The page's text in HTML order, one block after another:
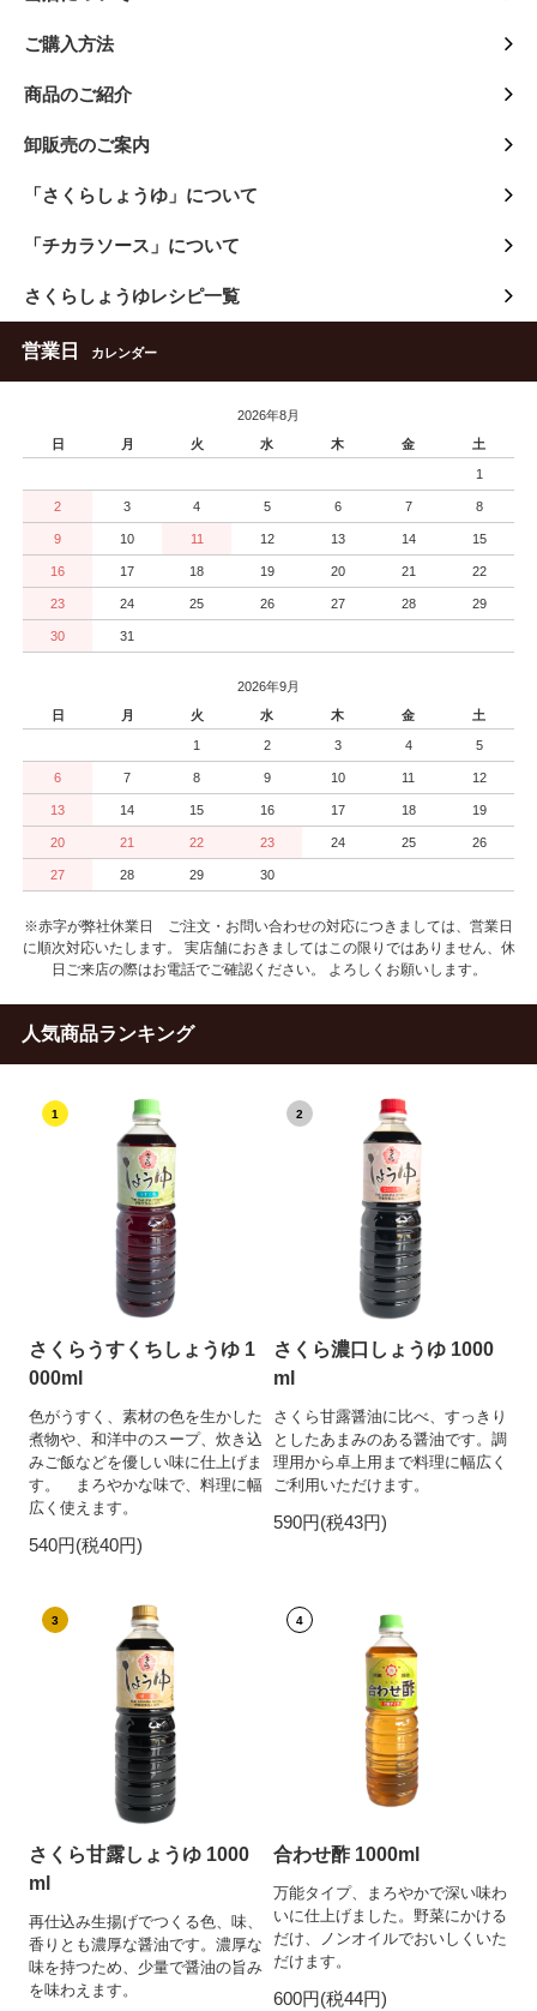
ご購入方法
商品のご紹介
卸販売のご案内
「さくらしょうゆ」について
「チカラソース」について
さくらしょうゆレシピ一覧
営業日 カレンダー
2026年8月
日
月 火 水 木 金 土
1
2 3 4 5 6 7 8
9 10 11 12 13 14 15
16 17 18 19 20 21 22
23 24 25 26 27 28 29
30 31
2026年9月
日
月 火 水 木 金 土
1 2 3 4 5
6 7 8 9 10 11 12
13 14 15 16 17 18 19
20 21 22 23 24 25 26
27 28 29 30
※赤字が弊社休業日 ご注文・お問い合わせの対応につきましては、営業日
に順次対応いたします。 実店舗におきましてはこの限りではありません、休
日ご来店の際はお電話でご確認ください。 よろしくお願いします。
人気商品ランキング
1
さくらうすくちしょうゆ 1
000ml
色がうすく、素材の色を生かした
煮物や、和洋中のスープ、炊き込
みご飯などを優しい味に仕上げま
す。 まろやかな味で、料理に幅
広く使えます。
540円(税40円)
2
さくら濃口しょうゆ 1000
ml
さくら甘露醤油に比べ、すっきり
としたあまみのある醤油です。調
理用から卓上用まで料理に幅広く
ご利用いただけます。
590円(税43円)
3
さくら甘露しょうゆ 1000
ml
再仕込み生揚げでつくる色、味、
香りとも濃厚な醤油です。濃厚な
味を持つため、少量で醤油の旨み
を味わえます。
4
合わせ酢 1000ml
万能タイプ、まろやかで深い味わ
いに仕上げました。野菜にかける
だけ、ノンオイルでおいしくいた
だけます。
600円(税44円)